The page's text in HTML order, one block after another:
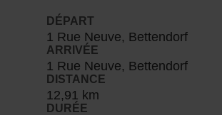
DÉPART
1 Rue Neuve, Bettendorf
ARRIVÉE
1 Rue Neuve, Bettendorf
DISTANCE
12,91 km
DURÉE